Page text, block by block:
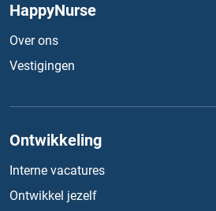
HappyNurse
Over ons
Vestigingen
Ontwikkeling
Interne vacatures
Ontwikkel jezelf